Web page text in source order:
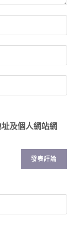
及個人網站網